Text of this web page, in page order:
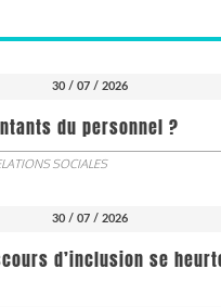
30 / 07 / 2026
du personnel ?
SOCIALES
30 / 07 / 2026
d’inclusion se